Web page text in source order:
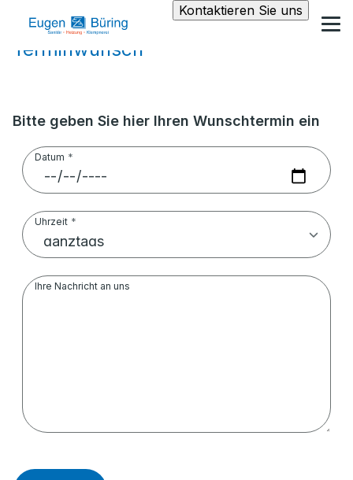
Kontaktieren Sie uns
Terminwunsch
Bitte geben Sie hier Ihren Wunschtermin ein
Datum
Uhrzeit
Ihre Nachricht an uns